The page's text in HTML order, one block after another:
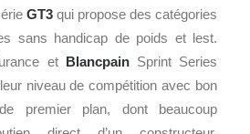
GT3 qui propose des catégories
sans handicap de poids et lest.
et BlancpainSprint Series
niveau de compétition avec bon
premier plan, dont beaucoup